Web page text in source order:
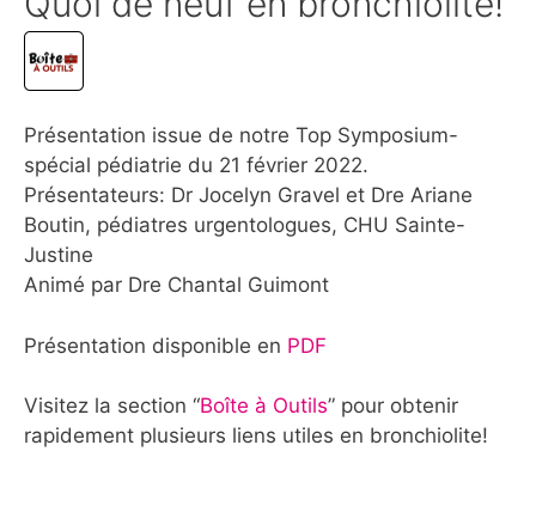
Présentation issue de notre Top Symposium-
spécial pédiatrie du 21 février 2022.
Présentateurs: Dr Jocelyn Gravel et Dre Ariane
Boutin, pédiatres urgentologues, CHU Sainte-
Justine
Animé par Dre Chantal Guimont
Présentation disponible en PDF
Visitez la section “Boîte à Outils” pour obtenir
rapidement plusieurs liens utiles en bronchiolite!